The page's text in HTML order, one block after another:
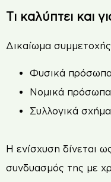
Τι καλύπτει και
Δικαίωμα
Φυσικά
Νομικά πρόσωπα
Συλλογικά
Η ενίσχυση δίνεται
συνδυασμός της με